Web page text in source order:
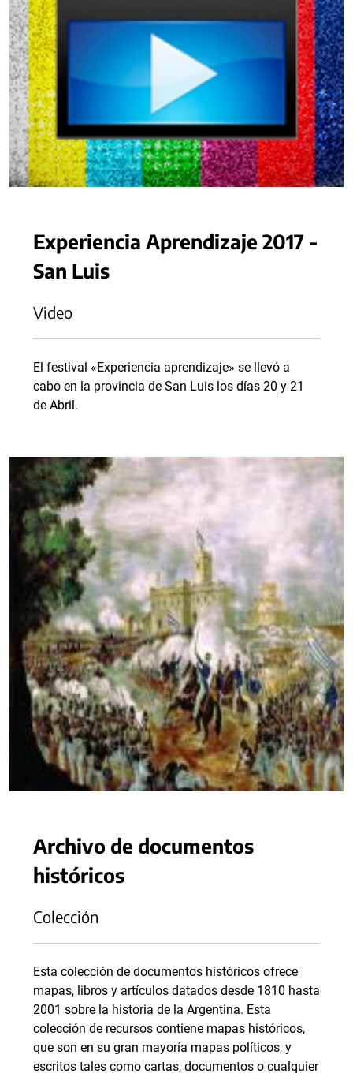
Experiencia Aprendizaje 2017 -
San Luis
Video
El festival «Experiencia aprendizaje» se llevó a
cabo en la provincia de San Luis los días 20 y 21
de Abril.
Archivo de documentos
históricos
Colección
Esta colección de documentos históricos ofrece
mapas, libros y artículos datados desde 1810 hasta
2001 sobre la historia de la Argentina. Esta
colección de recursos contiene mapas históricos,
que son en su gran mayoría mapas políticos, y
escritos tales como cartas, documentos o cualquier